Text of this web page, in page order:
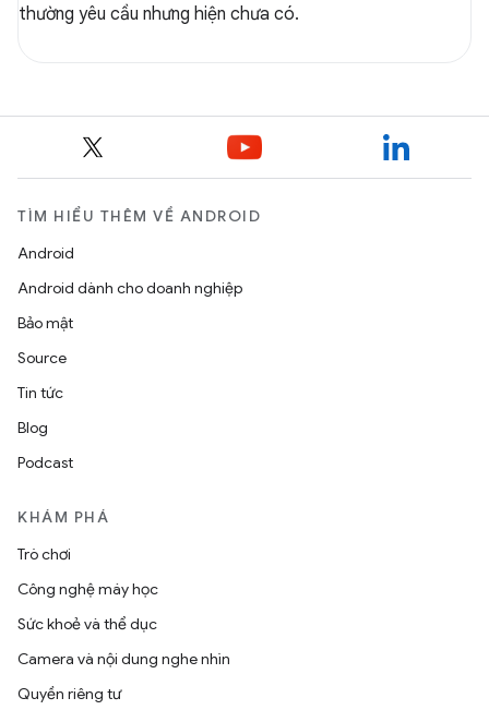
thường yêu cầu nhưng hiện chưa có.
TÌM HIỂU THÊM VỀ ANDROID
Android
Android dành cho doanh nghiệp
Bảo mật
Source
Tin tức
Blog
Podcast
KHÁM PHÁ
Trò chơi
Công nghệ máy học
Sức khoẻ và thể dục
Camera và nội dung nghe nhìn
Quyền riêng tư